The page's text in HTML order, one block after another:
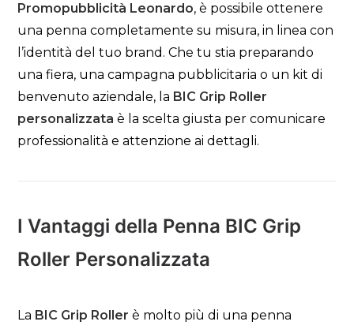
Promopubblicità Leonardo, è possibile ottenere
una penna completamente su misura, in linea con
l’identità del tuo brand. Che tu stia preparando
una fiera, una campagna pubblicitaria o un kit di
benvenuto aziendale, la BIC Grip Roller
personalizzata è la scelta giusta per comunicare
professionalità e attenzione ai dettagli.
I Vantaggi della Penna BIC Grip
Roller Personalizzata
La BIC Grip Roller è molto più di una penna